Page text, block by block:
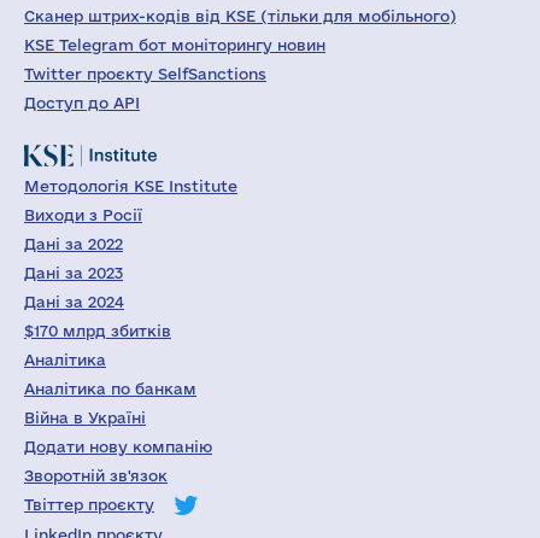
Сканер штрих-кодів від KSE (тільки для мобільного)
KSE Telegram бот моніторингу новин
Twitter проєкту SelfSanctions
Доступ до API
Методологія KSE Institute
Виходи з Росії
Дані за 2022
Дані за 2023
Дані за 2024
$170 млрд збитків
Аналітика
Аналітика по банкам
Війна в Україні
Додати нову компанію
Зворотній зв'язок
Твіттер проєкту